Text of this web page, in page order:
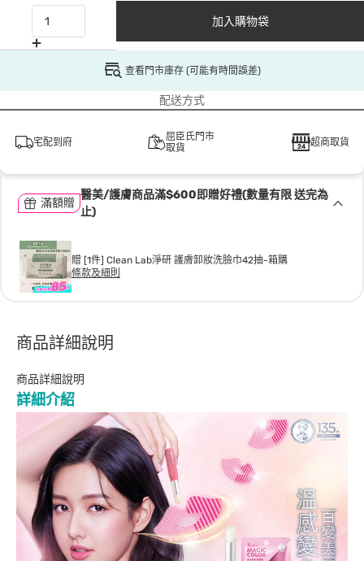
加入購物袋
查看門市庫存 (可能有時間誤差)
配送方式
宅配到府
屈臣氏門市
取貨
超商取貨
滿額贈
醫美/護膚商品滿$600即贈好禮(數量有限 送完為
止)
贈 [1件] Clean Lab淨研 護膚卸妝洗臉巾42抽-箱購
條款及細則
商品詳細說明
商品詳細說明
詳細介紹